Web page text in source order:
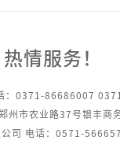
情服务！
：0371-86686007
州市农业路37号银丰商
公司 电话：0571-